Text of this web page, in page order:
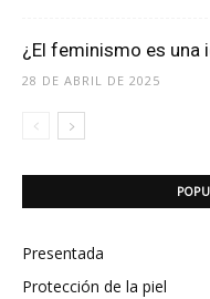
¿El feminismo es una
28 DE ABRIL DE 2025
Presentada
Protección de la piel